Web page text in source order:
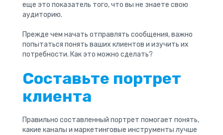
еще это показатель того, что вы не знаете свою
аудиторию.
Прежде чем начать отправлять сообщения, важно
попытаться понять ваших клиентов и изучить их
потребности. Как это можно сделать?
Составьте портрет
клиента
Правильно составленный портрет помогает понять,
какие каналы и маркетинговые инструменты лучше